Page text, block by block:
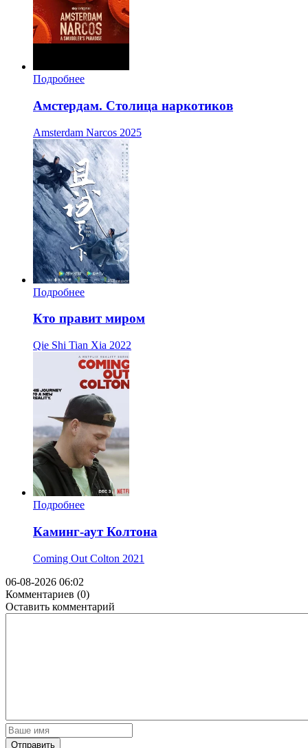
Подробнее
Амстердам. Столица наркотиков
Amsterdam Narcos 2025
Подробнее
Кто правит миром
Qie Shi Tian Xia 2022
Подробнее
Каминг-аут Колтона
Coming Out Colton 2021
06-08-2026 06:02
Комментариев (0)
Оставить комментарий
Отправить